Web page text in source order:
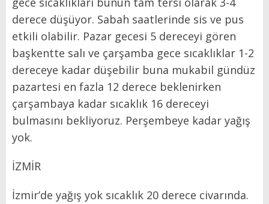
derece düşüyor. Sabah saatlerinde sis ve pus
etkili olabilir. Pazar gecesi 5 dereceyi gören
başkentte salı ve çarşamba gece sıcaklıklar 1-2
dereceye kadar düşebilir buna mukabil gündüz
pazartesi en fazla 12 derece beklenirken
çarşambaya kadar sıcaklık 16 dereceyi
bulmasını bekliyoruz. Perşembeye kadar yağış
yok.
İZMİR
İzmir’de yağış yok sıcaklık 20 derece civarında.